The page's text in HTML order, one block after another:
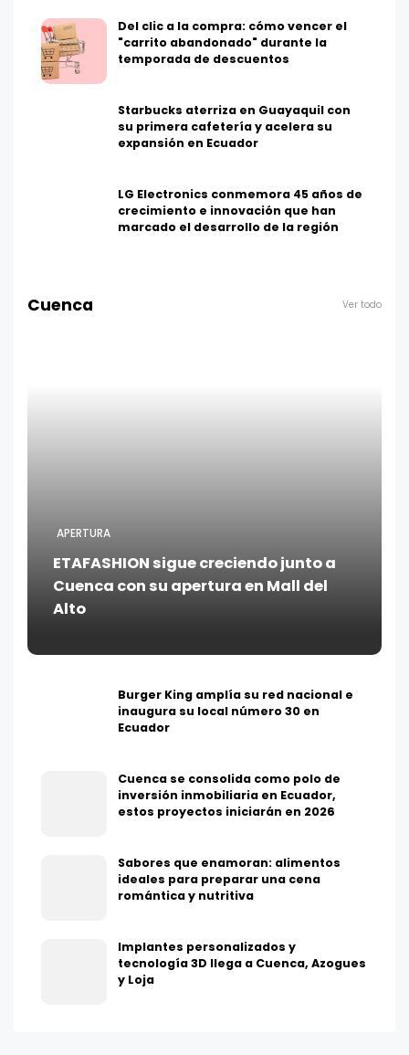
Del clic a la compra: cómo vencer el
"carrito abandonado" durante la
temporada de descuentos
Starbucks aterriza en Guayaquil con
su primera cafetería y acelera su
expansión en Ecuador
LG Electronics conmemora 45 años de
crecimiento e innovación que han
marcado el desarrollo de la región
Cuenca Ver todo
APERTURA
ETAFASHION sigue creciendo junto a
Cuenca con su apertura en Mall del
Alto
Burger King amplía su red nacional e
inaugura su local número 30 en
Ecuador
Cuenca se consolida como polo de
inversión inmobiliaria en Ecuador,
estos proyectos iniciarán en 2026
Sabores que enamoran: alimentos
ideales para preparar una cena
romántica y nutritiva
Implantes personalizados y
tecnología 3D llega a Cuenca, Azogues
y Loja